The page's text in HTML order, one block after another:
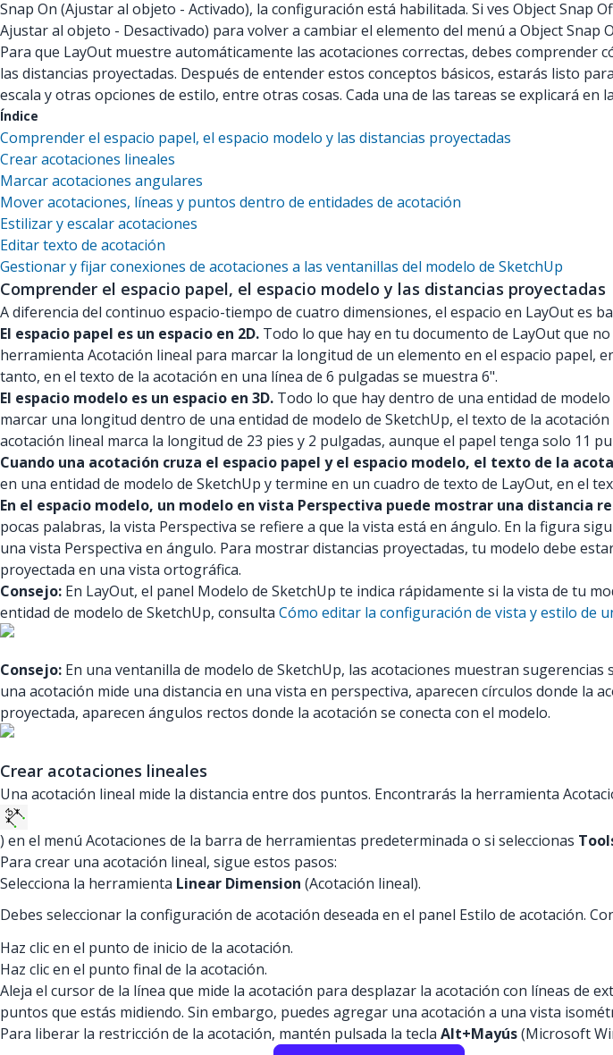
Snap On (Ajustar al objeto - Activado), la configuración está habilitada. Si ves Object Snap
Ajustar al objeto - Desactivado) para volver a cambiar el elemento del menú a Object Snap
Para que LayOut muestre automáticamente las acotaciones correctas, debes comprender
las distancias proyectadas. Después de entender estos conceptos básicos, estarás listo
escala y otras opciones de estilo, entre otras cosas. Cada una de las tareas se explicará en
Índice
Comprender el espacio papel, el espacio modelo y las distancias proyectadas
Crear acotaciones lineales
Marcar acotaciones angulares
Mover acotaciones, líneas y puntos dentro de entidades de acotación
Estilizar y escalar acotaciones
Editar texto de acotación
Gestionar y fijar conexiones de acotaciones a las ventanillas del modelo de SketchUp
Comprender el espacio papel, el espacio modelo y las distancias proyectadas
A diferencia del continuo espacio-tiempo de cuatro dimensiones, el espacio en LayOut es
El espacio papel es un espacio en 2D. Todo lo que hay en tu documento de LayOut que
herramienta Acotación lineal para marcar la longitud de un elemento en el espacio papel,
tanto, en el texto de la acotación en una línea de 6 pulgadas se muestra 6".
El espacio modelo es un espacio en 3D. Todo lo que hay dentro de una entidad de
marcar una longitud dentro de una entidad de modelo de SketchUp, el texto de la
acotación lineal marca la longitud de 23 pies y 2 pulgadas, aunque el papel tenga solo 11
Cuando una acotación cruza el espacio papel y el espacio modelo, el texto de la
en una entidad de modelo de SketchUp y termine en un cuadro de texto de LayOut, en el
En el espacio modelo, un modelo en vista Perspectiva puede mostrar una
pocas palabras, la vista Perspectiva se refiere a que la vista está en ángulo. En la figura
una vista Perspectiva en ángulo. Para mostrar distancias proyectadas, tu modelo debe
proyectada en una vista ortográfica.
Consejo: En LayOut, el panel Modelo de SketchUp te indica rápidamente si la vista de tu
entidad de modelo de SketchUp, consulta Cómo editar la configuración de vista y estilo de
Consejo: En una ventanilla de modelo de SketchUp, las acotaciones muestran
una acotación mide una distancia en una vista en perspectiva, aparecen círculos donde la
proyectada, aparecen ángulos rectos donde la acotación se conecta con el modelo.
Crear acotaciones lineales
Una acotación lineal mide la distancia entre dos puntos. Encontrarás la herramienta
) en el menú Acotaciones de la barra de herramientas predeterminada o si seleccionas
Para crear una acotación lineal, sigue estos pasos:
Selecciona la herramienta Linear Dimension (Acotación lineal).
Debes seleccionar la configuración de acotación deseada en el panel Estilo de acotación.
Haz clic en el punto de inicio de la acotación.
Haz clic en el punto final de la acotación.
Aleja el cursor de la línea que mide la acotación para desplazar la acotación con líneas
puntos que estás midiendo. Sin embargo, puedes agregar una acotación a una vista
Para liberar la restricción de la acotación, mantén pulsada la tecla Alt+Mayús(Microsoft